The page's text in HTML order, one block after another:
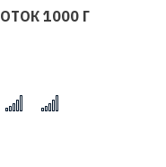
1000 Г